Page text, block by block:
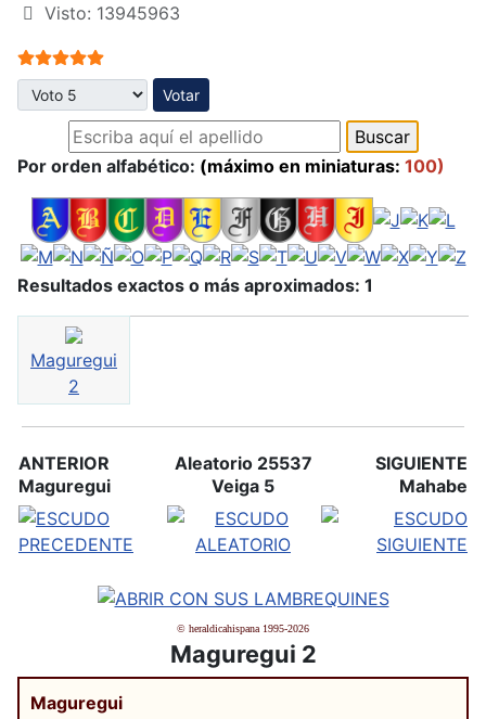
Visto: 13945963
Ratio:5/5
Por favor, vote
Por orden alfabético: (máximo en miniaturas: 100)
Resultados exactos o más aproximados: 1
Maguregui
2
ANTERIOR
Maguregui
Aleatorio 25537
Veiga 5
SIGUIENTE
Mahabe
© heraldicahispana 1995-2026
Maguregui 2
Maguregui